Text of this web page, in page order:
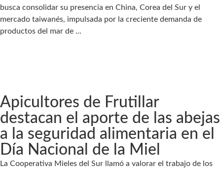
busca consolidar su presencia en China, Corea del Sur y el
mercado taiwanés, impulsada por la creciente demanda de
productos del mar de ...
Apicultores de Frutillar
destacan el aporte de las abejas
a la seguridad alimentaria en el
Día Nacional de la Miel
La Cooperativa Mieles del Sur llamó a valorar el trabajo de los